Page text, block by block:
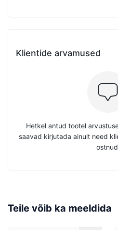
Klientide arvamused
Hetkel antud tootel
saavad kirjutada ainult need
Teile võib ka meeldida